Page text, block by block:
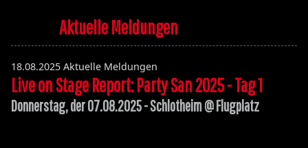
Aktuelle Meldungen
18.08.2025 Aktuelle Meldungen
Live on Stage Report: Party San 2025 - Tag 1
Donnerstag, der 07.08.2025 - Schlotheim @ Flugplatz